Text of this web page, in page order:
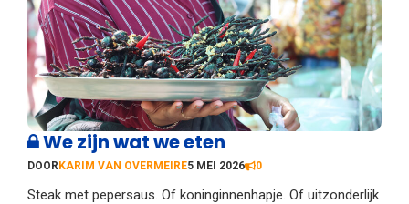
We zijn wat we eten
DOORKARIM VAN OVERMEIRE5 MEI 2026 0
Steak met pepersaus. Of koninginnenhapje. Of uitzonderlijk